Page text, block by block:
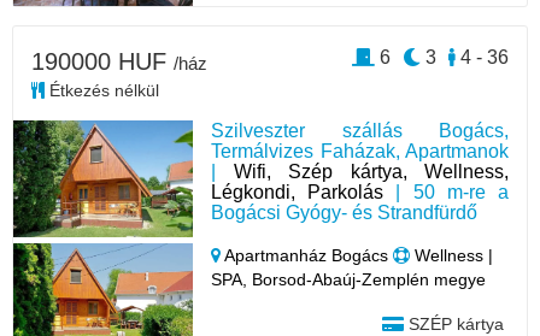
Szilveszter szállás Bogács,
Termálvizes Faházak, Apartmanok
Wifi, Szép kártya, Wellness,
Légkondi, Parkolás | 50 m-re a
Bogácsi Gyógy- és Strandfürdő
Apartmanház Bogács
Wellness |
SPA, Borsod-Abaúj-Zemplén megye
SZÉP kártya
190000 HUF /ház
Étkezés nélkül
4 - 36
3
6